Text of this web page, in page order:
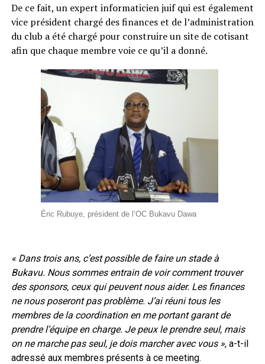
De ce fait, un expert informaticien juif qui est également
vice président chargé des finances et de l’administration
du club a été chargé pour construire un site de cotisant
afin que chaque membre voie ce qu’il a donné.
Éric Rubuye, président de l’OC Bukavu Dawa
« Dans trois ans, c’est possible de faire un stade à
Bukavu. Nous sommes entrain de voir comment trouver
des sponsors, ceux qui peuvent nous aider. Les finances
ne nous poseront pas problème. J’ai réuni tous les
membres de la coordination en me portant garant de
prendre l’équipe en charge. Je peux le prendre seul, mais
on ne marche pas seul, je dois marcher avec vous », a-t-il
adressé aux membres présents à ce meeting.